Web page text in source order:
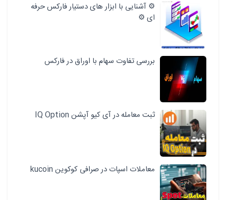
⚙️ آشنایی با ابزار های دستیار فارکس حرفه
ای ⚙️
بررسی تفاوت سهام با اوراق در فارکس
ثبت معامله در آی کیو آپشن IQ Option
معاملات اسپات در صرافی کوکوین kucoin